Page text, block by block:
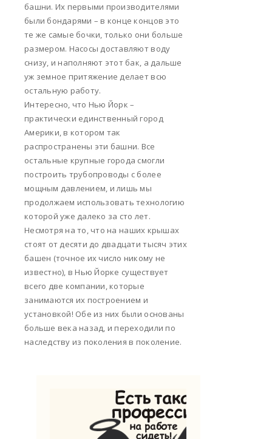
башни. Их первыми производителями
были бондарями – в конце концов это
те же самые бочки, только они больше
размером. Насосы доставляют воду
снизу, и наполняют этот бак, а дальше
уж земное притяжение делает всю
остальную работу.
Интересно, что Нью Йорк –
практически единственный город
Америки, в котором так
распространены эти башни. Все
остальные крупные города смогли
построить трубопроводы с более
мощным давлением, и лишь мы
продолжаем использовать технологию
которой уже далеко за сто лет.
Несмотря на то, что на наших крышах
стоят от десяти до двадцати тысяч этих
башен (точное их число никому не
известно), в Нью Йорке существует
всего две компании, которые
занимаются их построением и
установкой! Обе из них были основаны
больше века назад, и переходили по
наследству из поколения в поколение.